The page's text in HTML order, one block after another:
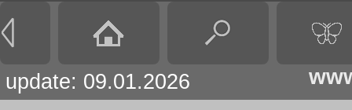
update: 09.01.2026